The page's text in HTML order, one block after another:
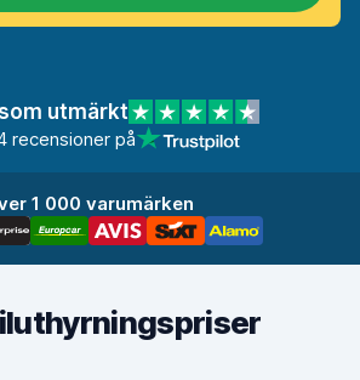
utmärkt
recensioner på
1 000 varumärken